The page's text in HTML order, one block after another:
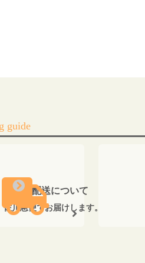
だけます。
送料・配送について
佐川急便でお届けします。